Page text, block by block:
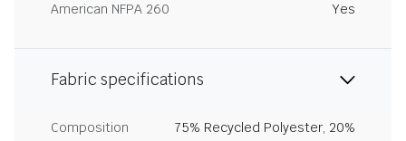
American NFPA 260
Yes
Fabric specifications
Composition
75% Recycled Polyester, 20%